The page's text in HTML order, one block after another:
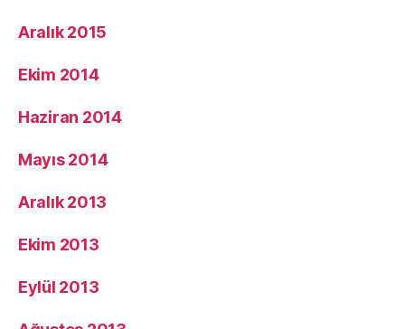
Aralık 2015
Ekim 2014
Haziran 2014
Mayıs 2014
Aralık 2013
Ekim 2013
Eylül 2013